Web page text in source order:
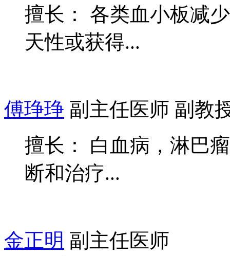
擅长： 各类血小板减
天性或获得...
傅琤琤 副主任医师 副教
擅长： 白血病，淋巴
断和治疗...
金正明 副主任医师